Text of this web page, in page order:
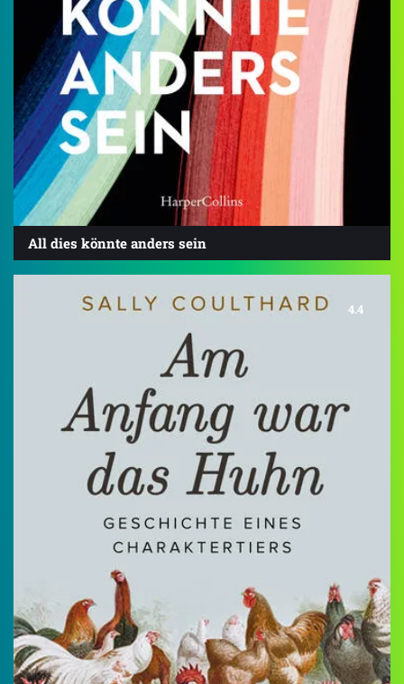
All dies könnte anders sein
4.4